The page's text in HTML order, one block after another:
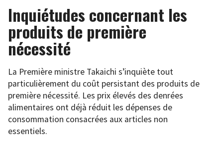
Inquiétudes concernant les
produits de première
nécessité
La Première ministre Takaichi s’inquiète tout
particulièrement du coût persistant des produits de
première nécessité. Les prix élevés des denrées
alimentaires ont déjà réduit les dépenses de
consommation consacrées aux articles non
essentiels.